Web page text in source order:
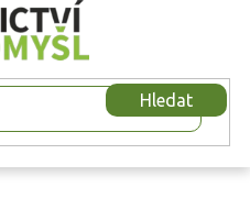
Hledat